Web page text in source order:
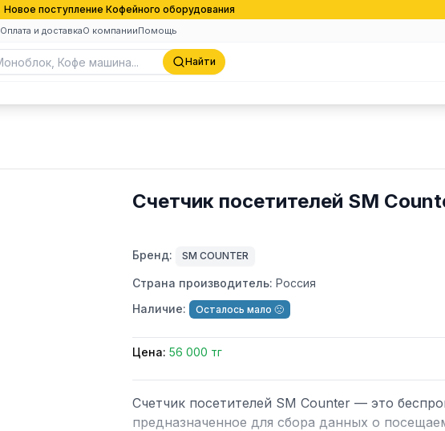
Новое поступление Кофейного оборудования
Оплата и доставкаО компанииПомощь
Найти
Счетчик посетителей SM
Бренд: SM COUNTER
Страна производитель: Россия
Наличие:
Осталось мало 🙁
Цена: 56 000 тг
Счетчик посетителей SM Counter — это
предназначенное для сбора данных о